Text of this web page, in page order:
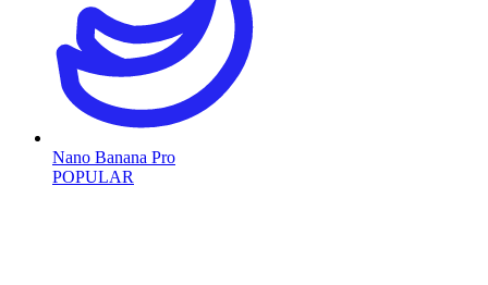
Nano Banana Pro
POPULAR